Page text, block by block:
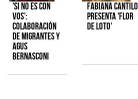
'Si No Es Con
Vos':
colaboración
de Migrantes y
Agus
Bernasconi
Fabiana Cantilo
presenta 'Flor
de Loto'